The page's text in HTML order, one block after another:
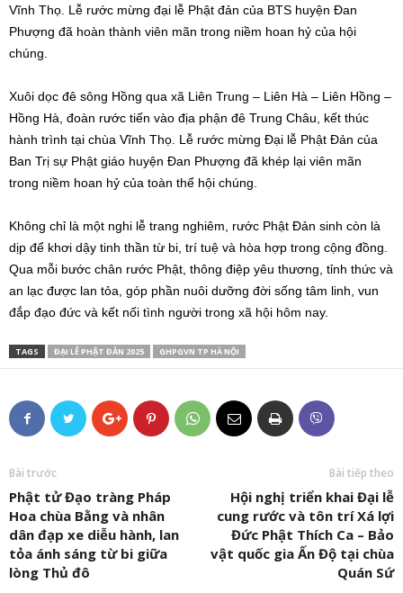
Vĩnh Thọ. Lễ rước mừng đại lễ Phật đản của BTS huyện Đan
Phượng đã hoàn thành viên mãn trong niềm hoan hỷ của hội
chúng.
Xuôi dọc đê sông Hồng qua xã Liên Trung – Liên Hà – Liên Hồng –
Hồng Hà, đoàn rước tiến vào địa phận đê Trung Châu, kết thúc
hành trình tại chùa Vĩnh Thọ. Lễ rước mừng Đại lễ Phật Đản của
Ban Trị sự Phật giáo huyện Đan Phượng đã khép lại viên mãn
trong niềm hoan hỷ của toàn thể hội chúng.
Không chỉ là một nghi lễ trang nghiêm, rước Phật Đản sinh còn là
dịp để khơi dậy tinh thần từ bi, trí tuệ và hòa hợp trong cộng đồng.
Qua mỗi bước chân rước Phật, thông điệp yêu thương, tỉnh thức và
an lạc được lan tỏa, góp phần nuôi dưỡng đời sống tâm linh, vun
đắp đạo đức và kết nối tình người trong xã hội hôm nay.
TAGS ĐẠI LỄ PHẬT ĐẢN 2025 GHPGVN TP HÀ NỘI
Bài trước
Phật tử Đạo tràng Pháp
Hoa chùa Bằng và nhân
dân đạp xe diễu hành, lan
tỏa ánh sáng từ bi giữa
lòng Thủ đô
Bài tiếp theo
Hội nghị triển khai Đại lễ
cung rước và tôn trí Xá lợi
Đức Phật Thích Ca – Bảo
vật quốc gia Ấn Độ tại chùa
Quán Sứ